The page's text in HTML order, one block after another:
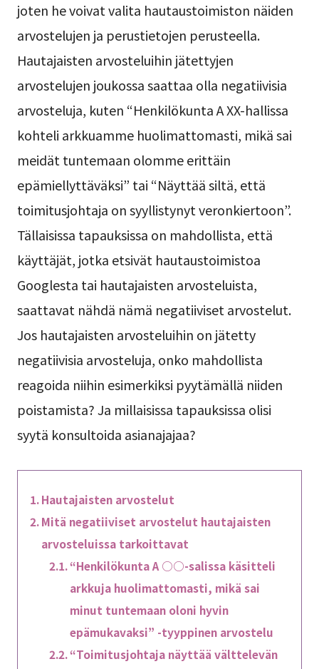
joten he voivat valita hautaustoimiston näiden
arvostelujen ja perustietojen perusteella.
Hautajaisten arvosteluihin jätettyjen
arvostelujen joukossa saattaa olla negatiivisia
arvosteluja, kuten “Henkilökunta A XX-hallissa
kohteli arkkuamme huolimattomasti, mikä sai
meidät tuntemaan olomme erittäin
epämiellyttäväksi” tai “Näyttää siltä, että
toimitusjohtaja on syyllistynyt veronkiertoon”.
Tällaisissa tapauksissa on mahdollista, että
käyttäjät, jotka etsivät hautaustoimistoa
Googlesta tai hautajaisten arvosteluista,
saattavat nähdä nämä negatiiviset arvostelut.
Jos hautajaisten arvosteluihin on jätetty
negatiivisia arvosteluja, onko mahdollista
reagoida niihin esimerkiksi pyytämällä niiden
poistamista? Ja millaisissa tapauksissa olisi
syytä konsultoida asianajajaa?
Hautajaisten arvostelut
Mitä negatiiviset arvostelut hautajaisten
arvosteluissa tarkoittavat
“Henkilökunta A ○○-salissa käsitteli
arkkuja huolimattomasti, mikä sai
minut tuntemaan oloni hyvin
epämukavaksi” -tyyppinen arvostelu
“Toimitusjohtaja näyttää välttelevän